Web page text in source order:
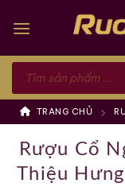
Tìm
kiếm
phẩm
TRANG CHỦ
Rượu Cổ
Thiệu